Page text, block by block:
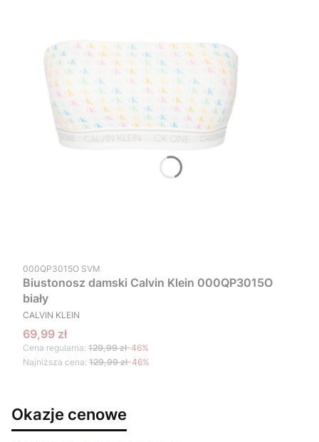
Kod produktu
000QP3015O SVM
Biustonosz damski Calvin Klein 000QP3015O
biały
PRODUCENT
CALVIN KLEIN
Cena promocyjna
69,99 zł
Cena regularna: 129,99 zł-46%
Najniższa cena: 129,99 zł-46%
Okazje cenowe